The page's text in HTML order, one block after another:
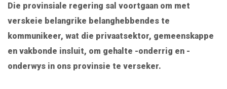
Die provinsiale regering sal voortgaan om met
verskeie belangrike belanghebbendes te
kommunikeer, wat die privaatsektor, gemeenskappe
en vakbonde insluit, om gehalte -onderrig en -
onderwys in ons provinsie te verseker.